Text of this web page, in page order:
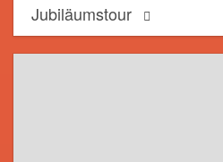
Jubiläumstour